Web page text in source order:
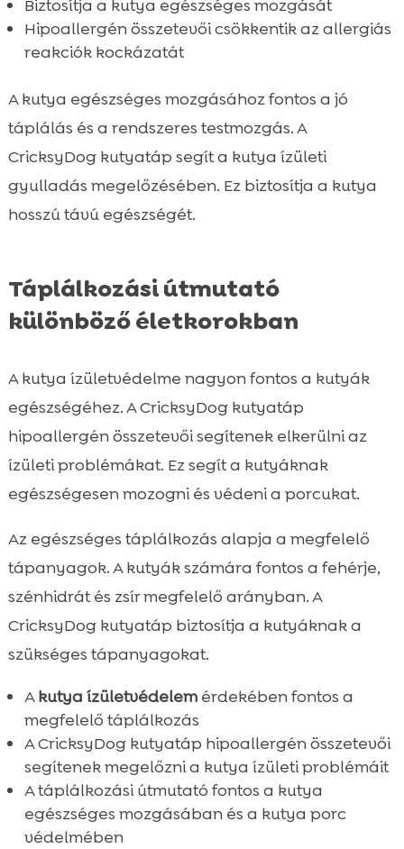
Biztosítja a kutya egészséges mozgását
Hipoallergén összetevői csökkentik az allergiás
reakciók kockázatát
A kutya egészséges mozgásához fontos a jó
táplálás és a rendszeres testmozgás. A
CricksyDog kutyatáp segít a kutya ízületi
gyulladás megelőzésében. Ez biztosítja a kutya
hosszú távú egészségét.
Táplálkozási útmutató
különböző életkorokban
A kutya ízületvédelme nagyon fontos a kutyák
egészségéhez. A CricksyDog kutyatáp
hipoallergén összetevői segítenek elkerülni az
ízületi problémákat. Ez segít a kutyáknak
egészségesen mozogni és védeni a porcukat.
Az egészséges táplálkozás alapja a megfelelő
tápanyagok. A kutyák számára fontos a fehérje,
szénhidrát és zsír megfelelő arányban. A
CricksyDog kutyatáp biztosítja a kutyáknak a
szükséges tápanyagokat.
Akutya ízületvédelemérdekében fontos a
megfelelő táplálkozás
A CricksyDog kutyatáp hipoallergén összetevői
segítenek megelőzni a kutya ízületi problémáit
A táplálkozási útmutató fontos a kutya
egészséges mozgásában és a kutya porc
védelmében